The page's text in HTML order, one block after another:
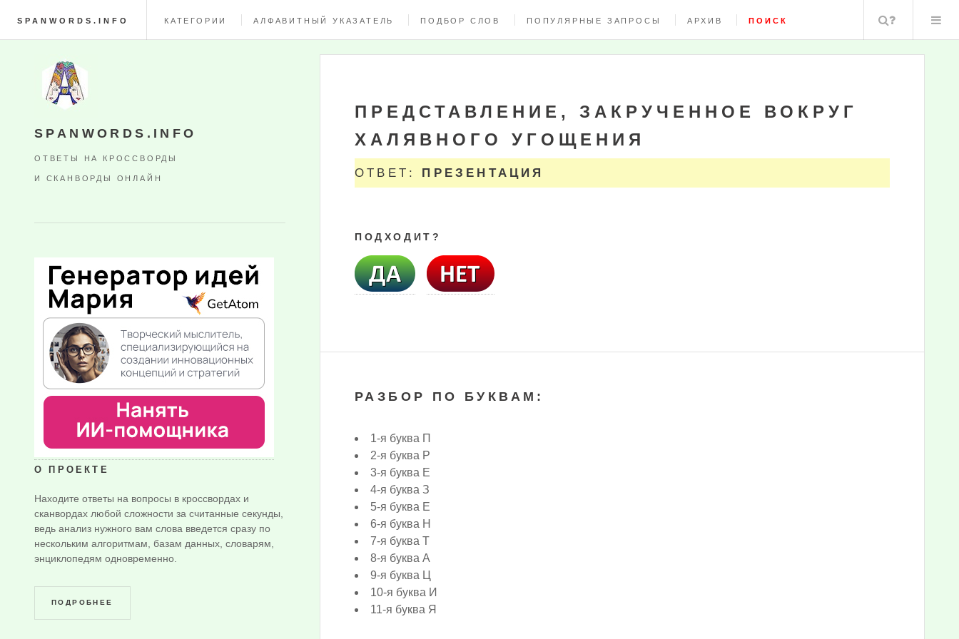
SPANWORDS.INFO КАТЕГОРИИ АЛФАВИТНЫЙ УКАЗАТЕЛЬ ПОДБОР СЛОВ ПОПУЛЯРНЫЕ ЗАПРОСЫ АРХИВ ПОИСК Поиск
ПРЕДСТАВЛЕНИЕ, ЗАКРУЧЕННОЕ ВОКРУГ
ХАЛЯВНОГО УГОЩЕНИЯ
ОТВЕТ: ПРЕЗЕНТАЦИЯ
ПОДХОДИТ?
РАЗБОР ПО БУКВАМ:
1-я буква П
2-я буква Р
3-я буква Е
4-я буква З
5-я буква Е
6-я буква Н
7-я буква Т
8-я буква А
9-я буква Ц
10-я буква И
11-я буква Я
SPANWORDS.INFO
ОТВЕТЫ НА КРОССВОРДЫ
И СКАНВОРДЫ ОНЛАЙН
О ПРОЕКТЕ
Находите ответы на вопросы в кроссвордах и
сканвордах любой сложности за считанные секунды,
ведь анализ нужного вам слова введется сразу по
нескольким алгоритмам, базам данных, словарям,
энциклопедям одновременно.
ПОДРОБНЕЕ